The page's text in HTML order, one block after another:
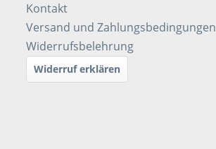
Kontakt
Versand und Zahlungsbedingungen
Widerrufsbelehrung
Widerruf erklären